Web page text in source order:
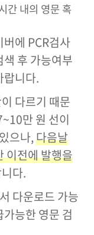
간 내의 영문 혹
버에 PCR검사
후 가능여부
랍니다.
다르기 때문
만 원 선이
으나,다음날
이전에 발행을
다.
다운로드 가능
능한 영문 검